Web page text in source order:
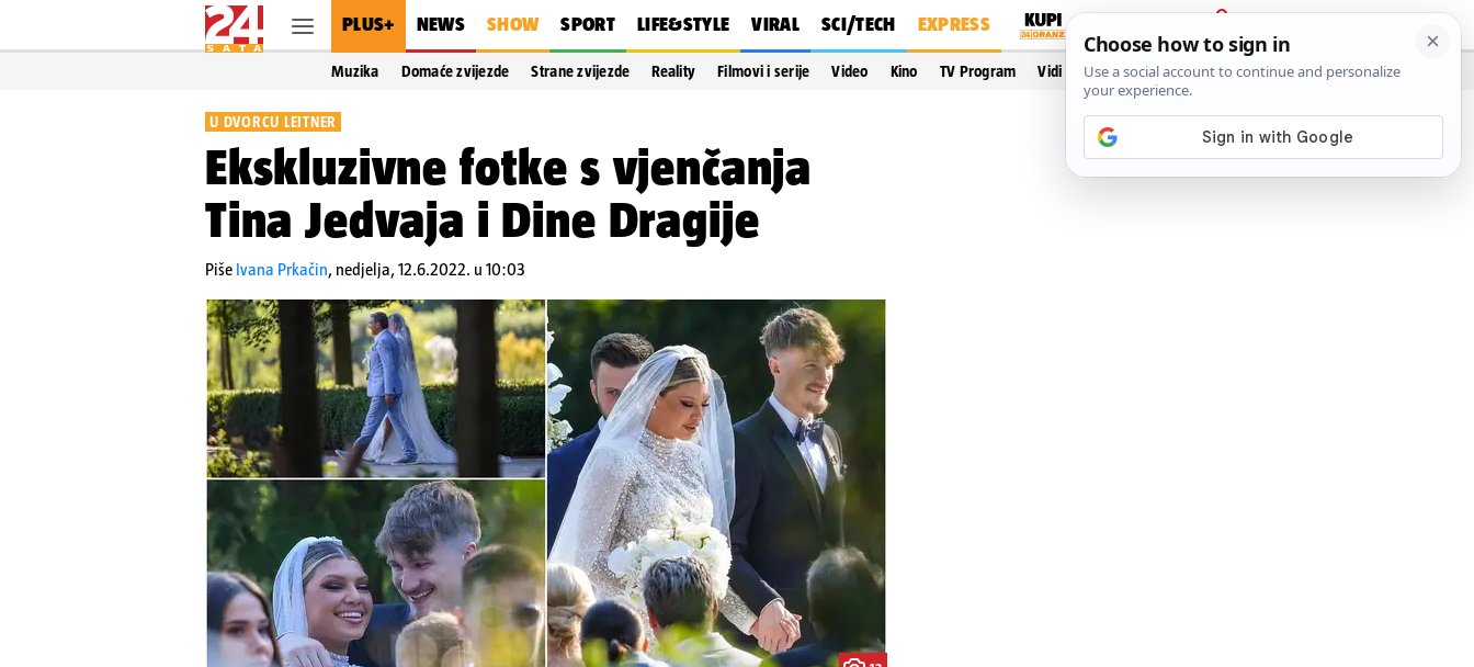
PLUS+ NEWS SHOW SPORT LIFE&STYLE VIRAL SCI/TECH EXPRESS
PRIJAVA
Muzika Domaće zvijezde Strane zvijezde Reality Filmovi i serije Video Kino TV Program Vidi još…
U DVORCU LEITNER
Ekskluzivne fotke s vjenčanja
Tina Jedvaja i Dine Dragije
Piše Ivana Prkačin, nedjelja, 12.6.2022. u 10:03